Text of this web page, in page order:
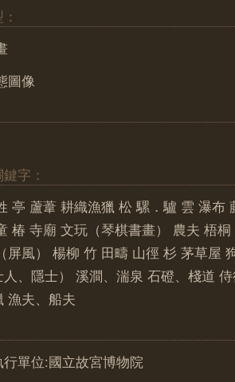
圖像
字：
亭 蘆葦 耕織漁獵 松 騾．驢 雲 瀑布
椿 寺廟 文玩（琴棋書畫） 農夫 梧
屏風） 楊柳 竹 田疇 山徑 杉 茅草屋
人、隱士） 溪澗、湍泉 石磴、棧道
漁夫、船夫
單位:國立故宮博物院